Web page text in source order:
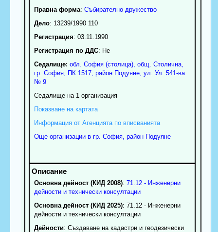
Правна форма: Събирателно дружество
Дело: 13239/1990 110
Регистрация: 03.11.1990
Регистрация по ДДС: Нe
Седалище: обл. София (столица), общ. Столична,
гр. София, ПК 1517, район Подуяне, ул. Ул. 541-ва
№ 9
Седалище на 1 организация
Показване на картата
Информация от Агенцията по вписванията
Още организации в гр. София, район Подуяне
Основна дейност (КИД 2008): 71.12 - Инженерни
дейности и технически консултации
Основна дейност (КИД 2025): 71.12 - Инженерни
дейности и технически консултации
Дейности: Създаване на кадастри и геодезически